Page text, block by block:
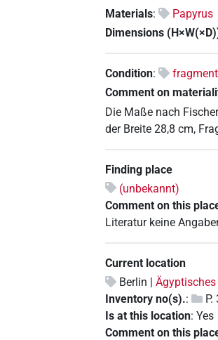
Materials:
Papyrus
Dimensions
Condition:
Comment on
Die Maße nach
der Breite 28,8 cm,
Finding place
(unbekannt)
Comment on this
Literatur keine
Current location
Berlin |
Inventory no(s).:
P.
Is at this location:Yes
Comment on this